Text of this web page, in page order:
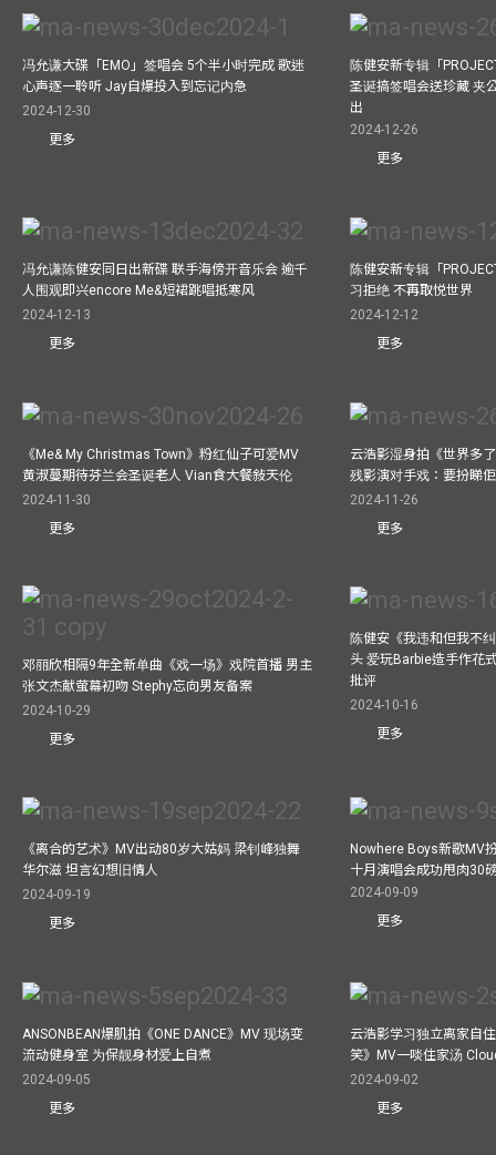
冯允谦大碟「EMO」签唱会 5个半小时完成 歌迷
心声逐一聆听 Jay自爆投入到忘记内急
2024-12-30
更多
陈健安新专辑「
圣诞搞签唱会送珍藏 夹
出
2024-12-26
更多
冯允谦陈健安同日出新碟 联手海傍开音乐会 逾千
人围观即兴encore Me&短裙跳唱抵寒风
2024-12-13
更多
陈健安新专辑「
习拒绝 不再取悦世界
2024-12-12
更多
《Me& My Christmas Town》粉红仙子可爱MV
黄淑蔓期待芬兰会圣诞老人 Vian食大餐敍天伦
2024-11-30
更多
云浩影湿身拍《世界多
残影演对手戏：要扮睇
2024-11-26
更多
邓丽欣相隔9年全新单曲《戏一场》戏院首播 男主
张文杰献萤幕初吻 Stephy忘向男友备案
2024-10-29
更多
陈健安《我违和但我不
头 爱玩Barbie造手作花
批评
2024-10-16
更多
《离合的艺术》MV出动80岁大姑妈 梁钊峰独舞
华尔滋 坦言幻想旧情人
2024-09-19
更多
Nowhere Boys新歌MV
十月演唱会成功甩肉30
2024-09-09
更多
ANSONBEAN爆肌拍《ONE DANCE》MV 现场变
流动健身室 为保靓身材爱上自煮
2024-09-05
更多
云浩影学习独立离家自
笑》MV一啖住家汤
2024-09-02
更多